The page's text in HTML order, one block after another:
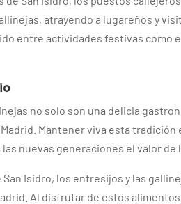
atrayendo a lugareños y
entre actividades festivas como
no solo son una delicia
Mantener viva esta tradición
nuevas generaciones el valor de
Isidro, los entresijos y las
Al disfrutar de estos